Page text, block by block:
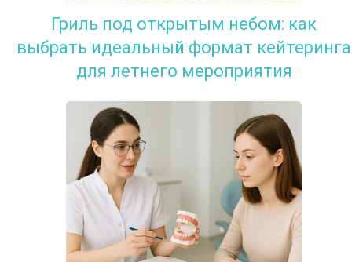
Гриль под открытым небом: как
выбрать идеальный формат кейтеринга
для летнего мероприятия